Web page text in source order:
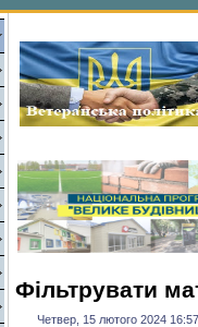
Фільтрувати
Четвер, 15 лютого 2024 16:57